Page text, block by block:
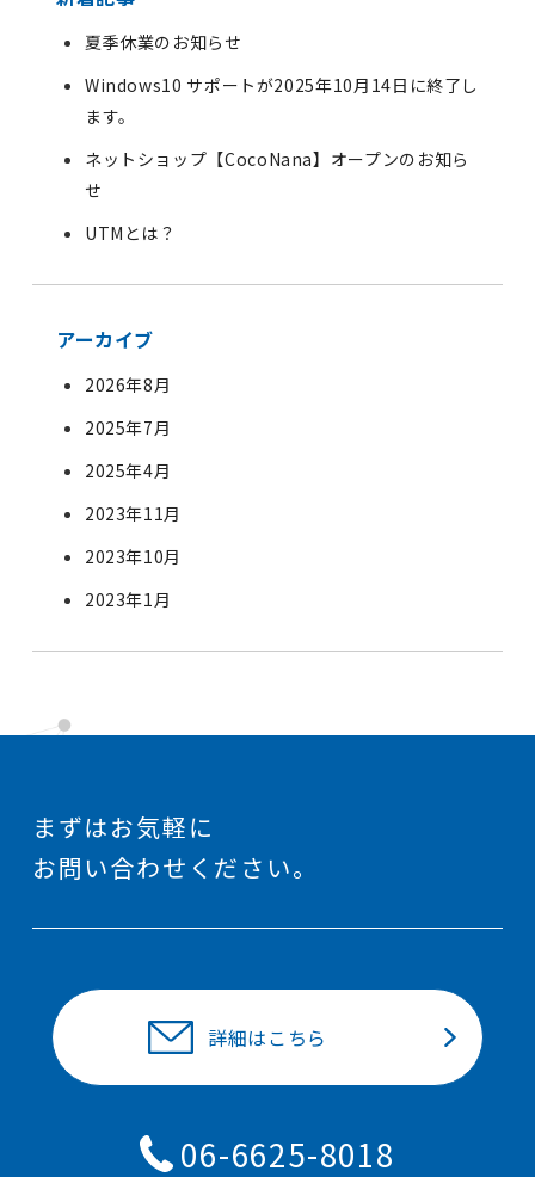
夏季休業のお知らせ
Windows10 サポートが2025年10月14日に終了し
ます。
ネットショップ【CocoNana】オープンのお知ら
せ
UTMとは？
アーカイブ
2026年8月
2025年7月
2025年4月
2023年11月
2023年10月
2023年1月
まずはお気軽に
お問い合わせください。
詳細はこちら
06-6625-8018